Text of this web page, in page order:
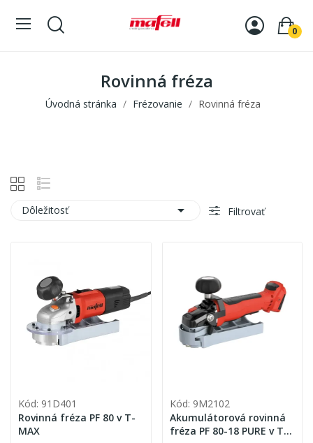
0
Rovinná fréza
Úvodná stránka Frézovanie Rovinná fréza
Dôležitosť  Filtrovať
Kód: 91D401
Rovinná fréza PF 80 v T-
MAX
Kód: 9M2102
Akumulátorová rovinná
fréza PF 80-18 PURE v T-